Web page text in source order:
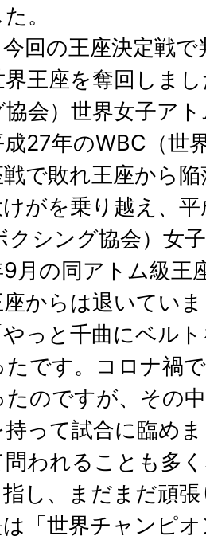
。
回の王座決定戦
王座を奪回しま
会）世界女子ア
27年のWBC（世
で敗れ王座から
がを乗り越え、
クシング協会）女
月の同アトム級王
からは退いてい
っと千曲にベル
です。コロナ禍
のですが、その
持って試合に臨め
われることも多
し、まだまだ頑
「世界チャンピ